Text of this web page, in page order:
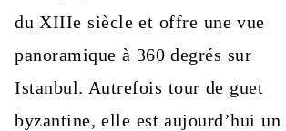
du XIIIe siècle et offre une vue
panoramique à 360 degrés sur
Istanbul. Autrefois tour de guet
byzantine, elle est aujourd’hui un